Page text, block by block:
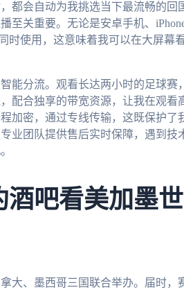
都会自动为我挑选当下最流畅的回
至关重要。无论是安卓手机、
时使用，这意味着我可以在大屏幕
能分流。观看长达两小时的足球赛
配合独享的带宽资源，让我在观看
加密，通过专线传输，这既保护了
业团队提供售后实时保障，遇到技
吧看美加墨
大、墨西哥三国联合举办。届时，